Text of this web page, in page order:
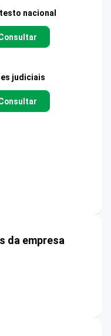
nacional
judiciais
da empresa